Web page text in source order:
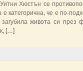
Хюстън се
е категорична, че е по-
загубила живота си
[…]